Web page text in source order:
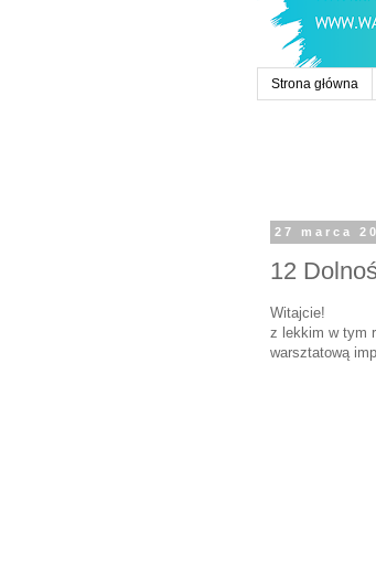
Strona główna
27 marca
12
Witajcie!
z lekkim w tym
warsztatową